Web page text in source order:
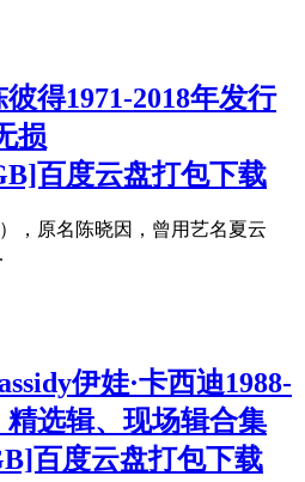
得1971-2018年发行
损
百度云盘打包下载
，原名陈晓因，曾用艺名夏云
伊娃·卡西迪1988-
精选辑、现场辑合集
百度云盘打包下载